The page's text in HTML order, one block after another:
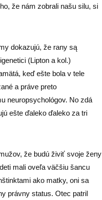
že nám zobrali našu silu, si
dokazujú, že rany są
(Lipton a kol.)
keď ešte bola v tele
a práve preto
neuropsychológov. No zdá
ešte ďaleko ďaleko za tri
že budú živiť svoje ženy
mali oveľa väčšiu šancu
ako matky, oni sa
právny status. Otec patril